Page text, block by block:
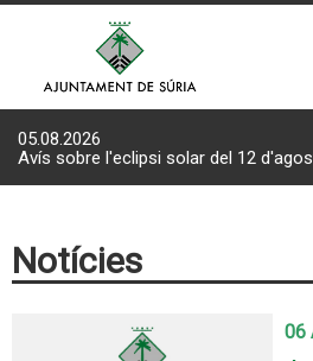
05.08.2026
Avís sobre l'eclipsi solar del 12
Notícies
06